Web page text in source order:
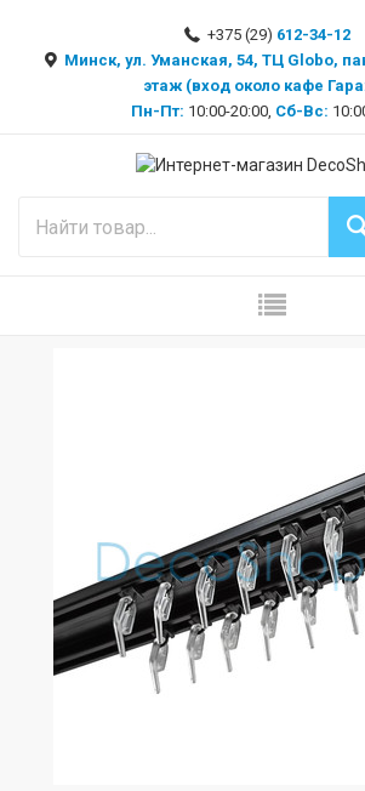
+375 (29) 612-34-12
Минск, ул. Уманская, 54, ТЦ Globo,
этаж (вход около кафе
Пн-Пт: 10:00-20:00, Сб-Вс: